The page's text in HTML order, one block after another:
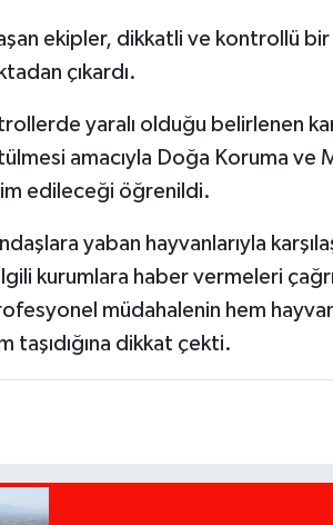
ekipler, dikkatli ve kontrollü bir
çıkardı.
yaralı olduğu belirlenen
amacıyla Doğa Koruma ve
edileceği öğrenildi.
yaban hayvanlarıyla
kurumlara haber vermeleri
müdahalenin hem
taşıdığına dikkat çekti.